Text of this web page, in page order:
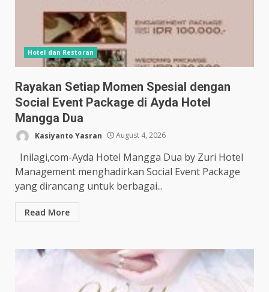
Hotel dan Restoran
Rayakan Setiap Momen Spesial dengan
Social Event Package di Ayda Hotel
Mangga Dua
Kasiyanto Yasran August 4, 2026
Inilagi,com-Ayda Hotel Mangga Dua by Zuri Hotel
Management menghadirkan Social Event Package
yang dirancang untuk berbagai...
Read More